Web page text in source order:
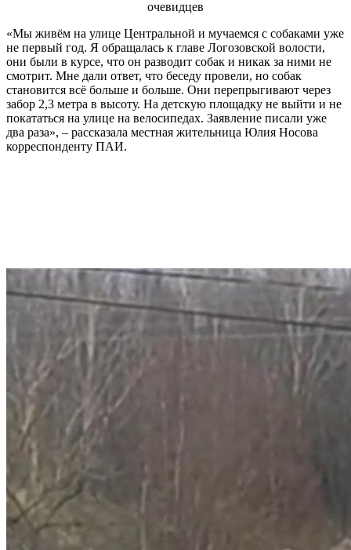
очевидцев
«Мы живём на улице Центральной и мучаемся с собаками уже
не первый год. Я обращалась к главе Логозовской волости,
они были в курсе, что он разводит собак и никак за ними не
смотрит. Мне дали ответ, что беседу провели, но собак
становится всё больше и больше. Они перепрыгивают через
забор 2,3 метра в высоту. На детскую площадку не выйти и не
покататься на улице на велосипедах. Заявление писали уже
два раза», – рассказала местная жительница Юлия Носова
корреспонденту ПАИ.